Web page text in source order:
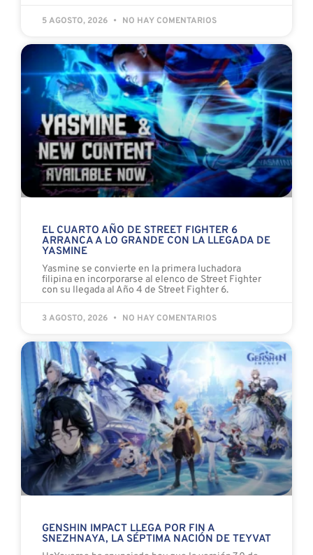
5 AGOSTO, 2026 NO HAY COMENTARIOS
EL CUARTO AÑO DE STREET FIGHTER 6
ARRANCA A LO GRANDE CON LA LLEGADA DE
YASMINE
Yasmine se convierte en la primera luchadora
filipina en incorporarse al elenco de Street Fighter
con su llegada al Año 4 de Street Fighter 6.
3 AGOSTO, 2026 NO HAY COMENTARIOS
GENSHIN IMPACT LLEGA POR FIN A
SNEZHNAYA, LA SÉPTIMA NACIÓN DE TEYVAT